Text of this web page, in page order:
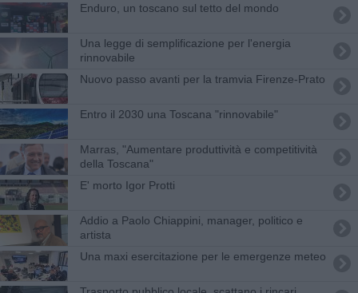
Enduro, un toscano sul tetto del mondo
Una legge di semplificazione per l'energia
rinnovabile
Nuovo passo avanti per la tramvia Firenze-Prato
Entro il 2030 una Toscana "rinnovabile"
Marras, "Aumentare produttività e competitività
della Toscana"
E' morto Igor Protti
Addio a Paolo Chiappini, manager, politico e
artista
Una maxi esercitazione per le emergenze meteo